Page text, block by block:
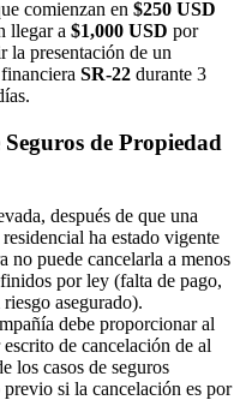
comienzan en $250 USD
llegar a $1,000 USD por
la presentación de un
SR-22 durante 3
de Propiedad
después de que una
ha estado vigente
no puede cancelarla a menos
por ley (falta de pago,
asegurado).
debe proporcionar al
de cancelación de al
los casos de seguros
si la cancelación es por